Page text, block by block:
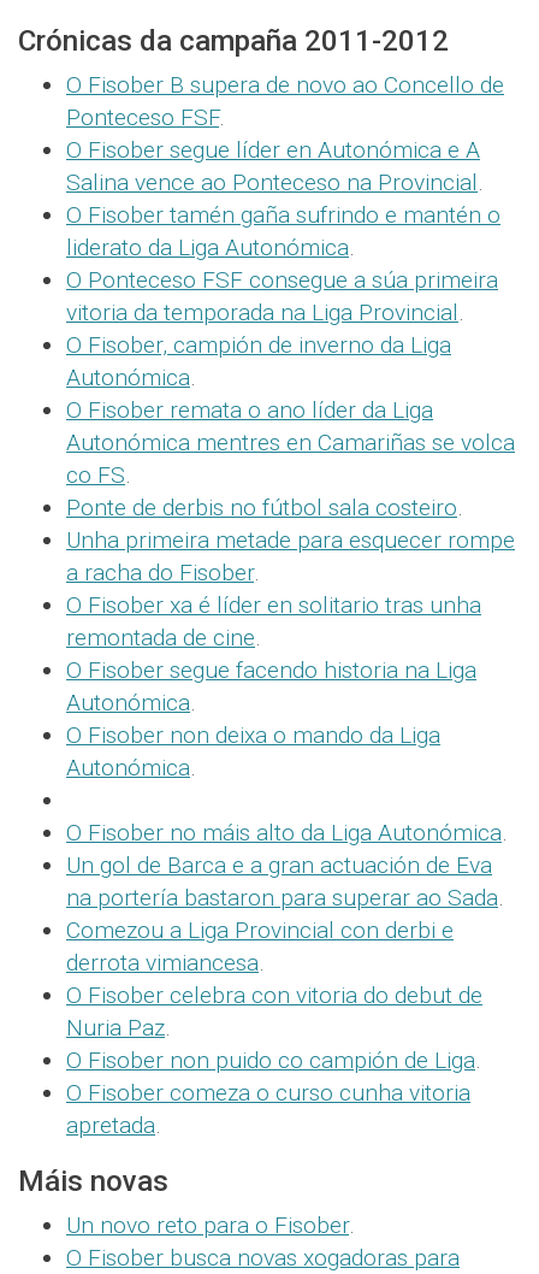
Crónicas da campaña 2011-2012
O Fisober B supera de novo ao Concello de
Ponteceso FSF.
O Fisober segue líder en Autonómica e A
Salina vence ao Ponteceso na Provincial
O Fisober tamén gaña sufrindo e mantén o
liderato da Liga Autonómica
O Ponteceso FSF consegue a súa primeira
vitoria da temporada na Liga Provincial
O Fisober, campión de inverno da Liga
Autonómica
O Fisober remata o ano líder da Liga
Autonómica mentres en Camariñas se volca
co FS
Ponte de derbis no fútbol sala costeiro
Unha primeira metade para esquecer rompe
a racha do Fisober.
O Fisober xa é líder en solitario tras unha
remontada de cine
O Fisober segue facendo historia na Liga
Autonómica
O Fisober non deixa o mando da Liga
Autonómica
O Fisober no máis alto da Liga Autonómica
Un gol de Barca e a gran actuación de Eva
na portería bastaron para superar ao Sada
Comezou a Liga Provincial con derbi e
derrota vimiancesa
O Fisober celebra con vitoria do debut de
Nuria Paz
O Fisober non puido co campión de Liga
O Fisober comeza o curso cunha vitoria
apretada
Máis novas
Un novo reto para o Fisober.
O Fisober busca novas xogadoras para